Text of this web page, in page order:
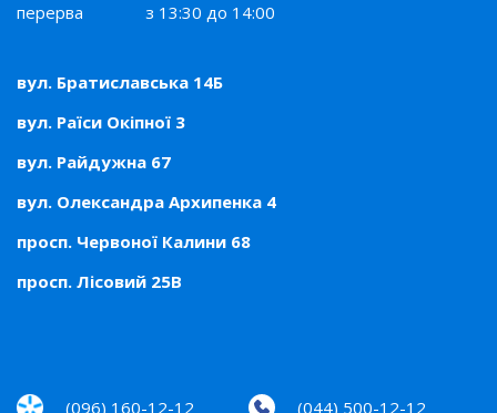
перерва
з 13:30 до 14:00
вул. Братиславська 14Б
вул. Раїси Окіпної 3
вул. Райдужна 67
вул. Олександра Архипенка 4
просп. Червоної Калини 68
просп. Лісовий 25В
(096) 160-12-12 (044) 500-12-12